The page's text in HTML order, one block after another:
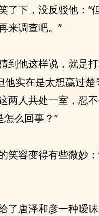
了下，没反驳他：“
来调查吧。”
到他这样说，就是
他实在是太想赢过
两人共处一室，忍
么回事？”
笑容变得有些微妙
了唐泽和彦一种暧